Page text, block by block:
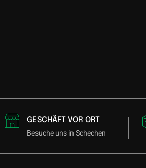
GESCHÄFT VOR ORT
Besuche uns in Schechen